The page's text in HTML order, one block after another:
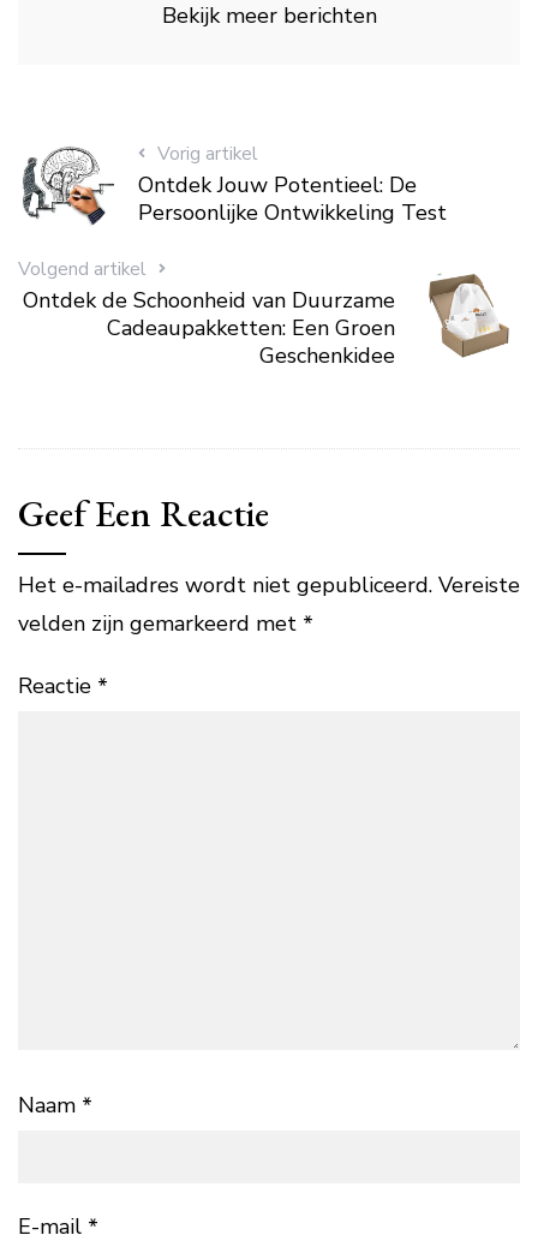
Bekijk meer berichten
Vorig artikel
Ontdek Jouw Potentieel: De
Persoonlijke Ontwikkeling Test
Volgend artikel
Ontdek de Schoonheid van Duurzame
Cadeaupakketten: Een Groen
Geschenkidee
Geef Een Reactie
Het e-mailadres wordt niet gepubliceerd. Vereiste
velden zijn gemarkeerd met *
Reactie *
Naam *
E-mail *